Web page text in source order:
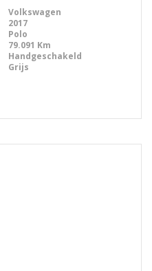
Volkswagen
2017
Polo
79.091 Km
Handgeschakeld
Grijs